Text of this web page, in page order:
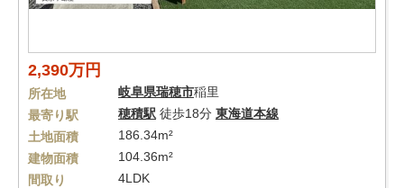
2,390万円
所在地 岐阜県瑞穂市稲里
最寄り駅
穂積駅 徒歩18分 東海道本線
土地面積
186.34m²
建物面積
104.36m²
間取り
4LDK